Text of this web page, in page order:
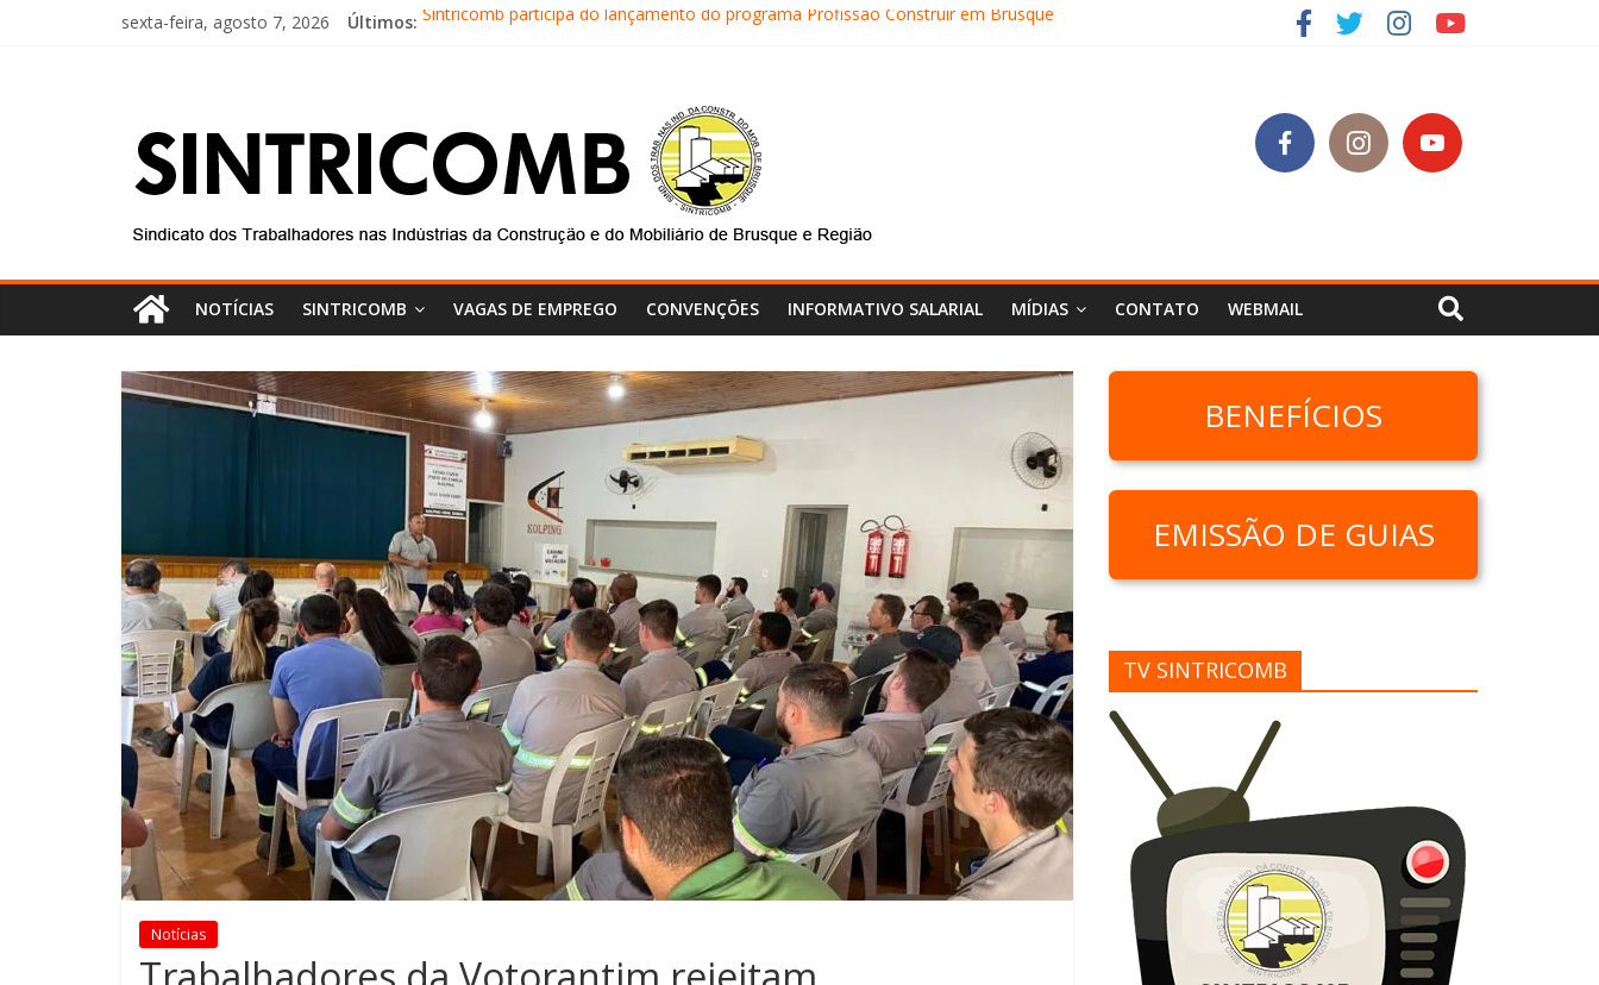
sexta-feira, agosto 7, 2026 Últimos: Sintricomb participa do lançamento do programa Profissão Construir em Brusque
Diretores do SINTRICOMB são eleitos para a direção da Nova Central Sindical de SC
Equipe do Sintricomb faz reunião de avaliação dos atendimentos
NOTÍCIAS SINTRICOMB VAGAS DE EMPREGO CONVENÇÕES INFORMATIVO SALARIAL MÍDIAS CONTATO WEBMAIL
Notícias
BENEFÍCIOS
EMISSÃO DE GUIAS
TV SINTRICOMB